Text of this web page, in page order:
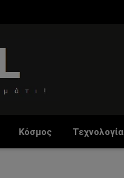
Κόσμος Τεχνολογία